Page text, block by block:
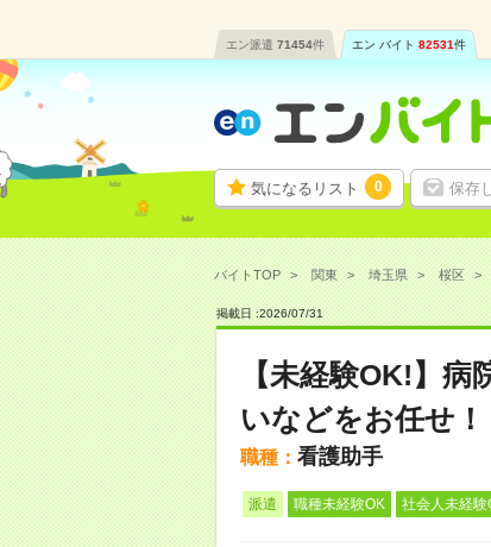
エン派遣 71454件 エン バイト 82531件
気になるリスト 0 保存
バイトTOP 関東 埼玉県 桜区
掲載日 :2026/07/31
【未経験OK!】
いなどをお任せ！
職種： 看護助手
派遣 職種未経験OK 社会人未経験